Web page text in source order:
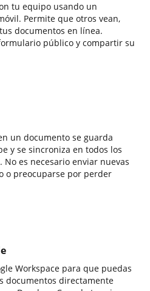
tu equipo usando un
Permite que otros vean,
documentos en línea.
público y compartir su
un documento se guarda
y se sincroniza en todos los
es necesario enviar nuevas
o preocuparse por perder
Workspace para que puedas
documentos directamente